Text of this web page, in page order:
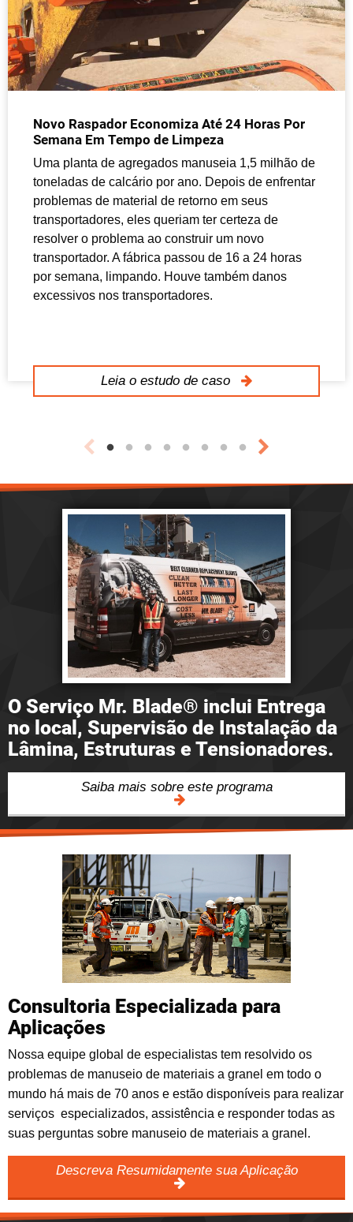
Novo Raspador Economiza Até 24 Horas Por
Semana Em Tempo de Limpeza
Uma planta de agregados manuseia 1,5 milhão de
toneladas de calcário por ano. Depois de enfrentar
problemas de material de retorno em seus
transportadores, eles queriam ter certeza de
resolver o problema ao construir um novo
transportador. A fábrica passou de 16 a 24 horas
por semana, limpando. Houve também danos
excessivos nos transportadores.
Leia o estudo de caso
O Serviço Mr. Blade® inclui Entrega
no local, Supervisão de Instalação da
Lâmina, Estruturas e Tensionadores.
Saiba mais sobre este programa
Consultoria Especializada para
Aplicações
Nossa equipe global de especialistas tem resolvido os
problemas de manuseio de materiais a granel em todo o
mundo há mais de 70 anos e estão disponíveis para realizar
serviços especializados, assistência e responder todas as
suas perguntas sobre manuseio de materiais a granel.
Descreva Resumidamente sua Aplicação